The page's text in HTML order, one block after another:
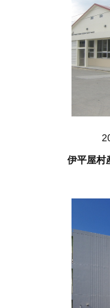
伊平屋村